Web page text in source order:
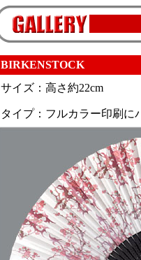
BIRKENSTOCK
サイズ：高さ約22cm
タイプ：フルカラー印刷に